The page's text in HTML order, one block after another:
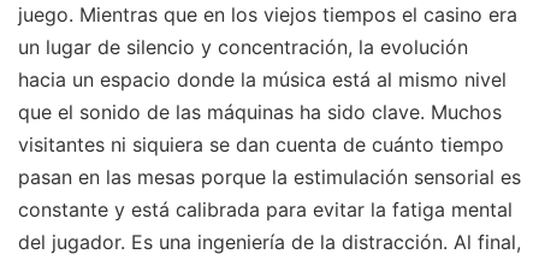
juego. Mientras que en los viejos tiempos el casino era
un lugar de silencio y concentración, la evolución
hacia un espacio donde la música está al mismo nivel
que el sonido de las máquinas ha sido clave. Muchos
visitantes ni siquiera se dan cuenta de cuánto tiempo
pasan en las mesas porque la estimulación sensorial es
constante y está calibrada para evitar la fatiga mental
del jugador. Es una ingeniería de la distracción. Al final,